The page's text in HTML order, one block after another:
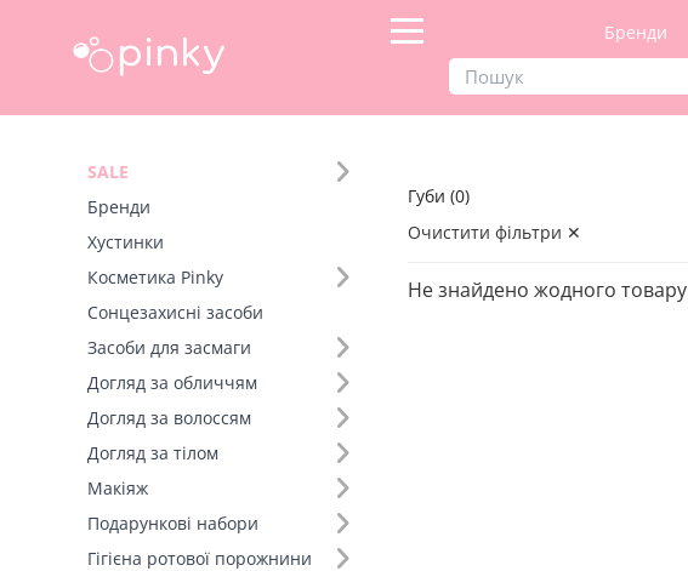
Бренди
SALE
Бренди
Хустинки
Косметика Pinky
Сонцезахисні засоби
Засоби для засмаги
Догляд за обличчям
Догляд за волоссям
Догляд за тілом
Макіяж
Подарункові набори
Гігієна ротової порожнини
Фільтр
Губи (0)
Очистити фільтри ✕
Не знайдено жодного товару